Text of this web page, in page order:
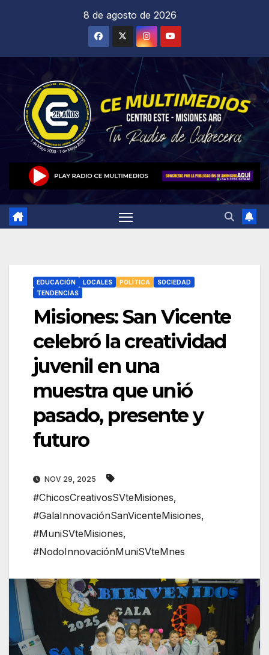
8 de agosto de 2026
EDUCACIÓN LOCALES POLÍTICA
SOCIEDAD
TENDENCIAS
Misiones: San Vicente
celebró la creatividad
juvenil en una
muestra que unió
pasado, presente y
futuro
NOV 29, 2025
#ChicosCreativosSVteMisiones,
#GalaInnovaciónSanVicenteMisiones,
#MuniSVteMisiones,
#NodoInnovaciónMuniSVteMnes